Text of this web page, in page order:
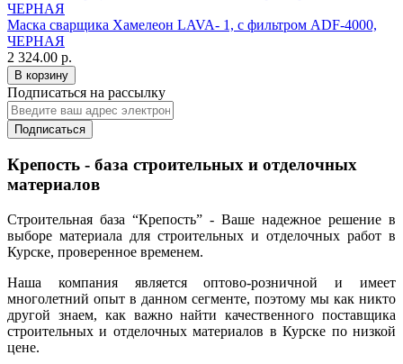
Маска сварщика Хамелеон LAVA- 1, с фильтром ADF-4000,
ЧЕРНАЯ
2 324.00 р.
В корзину
Подписаться на рассылку
Подписаться
Крепость - база строительных и отделочных
материалов
Строительная база “Крепость” - Ваше надежное решение в
выборе материала для строительных и отделочных работ в
Курске, проверенное временем.
Наша компания является оптово-розничной и имеет
многолетний опыт в данном сегменте, поэтому мы как никто
другой знаем, как важно найти качественного поставщика
строительных и отделочных материалов в Курске по низкой
цене.